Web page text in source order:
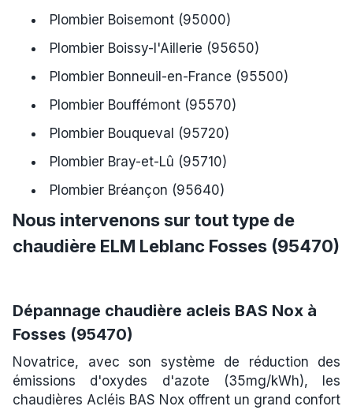
Plombier Boisemont (95000)
Plombier Boissy-l'Aillerie (95650)
Plombier Bonneuil-en-France (95500)
Plombier Bouffémont (95570)
Plombier Bouqueval (95720)
Plombier Bray-et-Lû (95710)
Plombier Bréançon (95640)
Nous intervenons sur tout type de
chaudière ELM Leblanc Fosses (95470)
Dépannage chaudière acleis BAS Nox à
Fosses (95470)
Novatrice, avec son système de réduction des
émissions d'oxydes d'azote (35mg/kWh), les
chaudières Acléis BAS Nox offrent un grand confort